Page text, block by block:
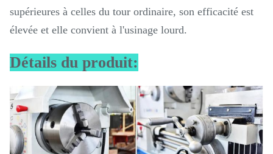
supérieures à celles du tour ordinaire, son efficacité est
élevée et elle convient à l'usinage lourd.
Détails du produit: